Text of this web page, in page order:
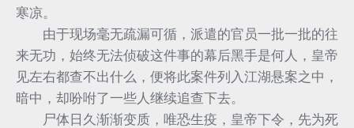
寒凉。
由于现场毫无疏漏可循，派遣的官员一批一批的往
来无功，始终无法侦破这件事的幕后黑手是何人，皇帝
见左右都查不出什么，便将此案件列入江湖悬案之中，
暗中，却吩咐了一些人继续追查下去。
尸体日久渐渐变质，唯恐生疫，皇帝下令，先为死